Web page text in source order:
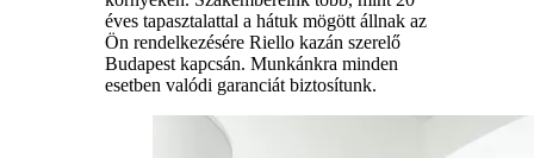
éves tapasztalattal a hátuk mögött állnak az
Ön rendelkezésére Riello kazán szerelő
Budapest kapcsán. Munkánkra minden
esetben valódi garanciát biztosítunk.